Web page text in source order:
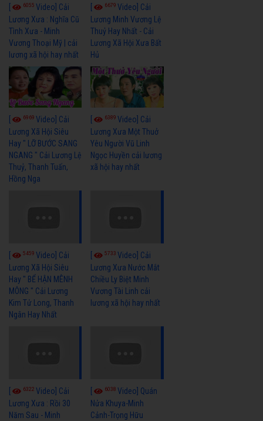
6055 Video] Cải
Lương Xưa : Nghĩa Cũ
Tình Xưa - Minh
Vương Thoại Mỹ | cải
lương xã hội hay nhất
6679Video] Cải
Lương Minh Vương Lệ
Thuỷ Hay Nhất - Cải
Lương Xã Hội Xưa Bất
Hủ
6969 Video] Cải
Lương Xã Hội Siêu
Hay " LỠ BƯỚC SANG
NGANG " Cải Lương Lệ
Thuỷ, Thanh Tuấn,
Hồng Nga
6389Video] Cải
Lương Xưa Một Thuở
Yêu Người Vũ Linh
Ngọc Huyền cải lương
xã hội hay nhất
5459 Video] Cải
Lương Xã Hội Siêu
Hay " BỂ HẬN MÊNH
MÔNG " Cải Lương
Kim Tử Long, Thanh
Ngân Hay Nhất
5733Video] Cải
Lương Xưa Nước Mắt
Chiều Ly Biệt Minh
Vương Tài Linh cải
lương xã hội hay nhất
6322 Video] Cải
Lương Xưa : Rồi 30
Năm Sau - Minh
6038Video] Quán
Nửa Khuya-Minh
Cảnh-Trọng Hữu